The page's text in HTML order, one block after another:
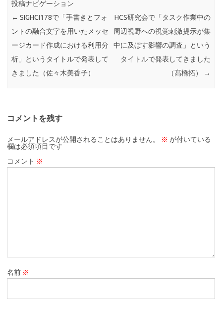
投稿ナビゲーション
← SIGHCI178で「手書きとフォ
ントの融合文字を用いたメッセ
ージカード作成における利用分
析」というタイトルで発表して
きました（佐々木美香子）
HCS研究会で「タスク作業中の
周辺視野への視覚刺激提示が集
中に及ぼす影響の調査」という
タイトルで発表してきました
（髙橋拓）
→
コメントを残す
メールアドレスが公開されることはありません。 ※ が付いている
欄は必須項目です
コメント ※
名前 ※